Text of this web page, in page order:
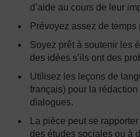
d’aide au cours de leur
Prévoyez assez de
Soyez prêt à soutenir les
des idées s’ils ont des
Utilisez les leçons de
français) pour la
dialogues.
La pièce peut se
des études sociales ou à